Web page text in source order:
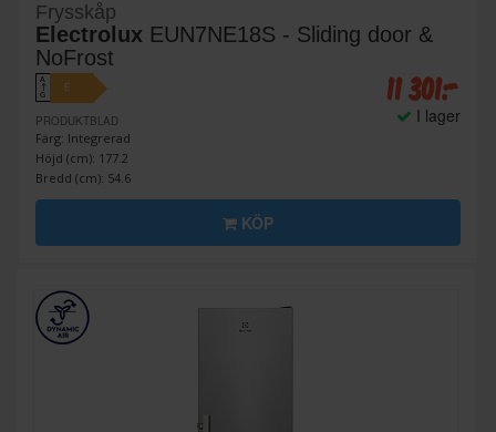
Frysskåp
Electrolux EUN7NE18S - Sliding door &
NoFrost
A
↑
G
E
PRODUKTBLAD
Färg: Integrerad
Höjd (cm): 177.2
Bredd (cm): 54.6
11 301:-
I lager
KÖP